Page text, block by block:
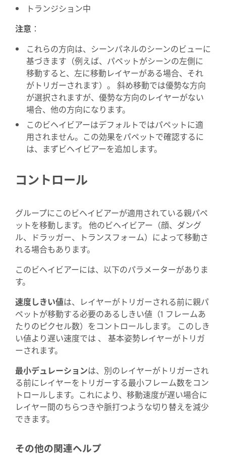
トランジション中
注意 ：
これらの方向は、シーンパネルのシーンのビューに
基づきます（例えば、パペットがシーンの左側に
移動すると、左に移動レイヤーがある場合、それ
がトリガーされます）。 斜め移動では優勢な方向
が選択されますが、優勢な方向のレイヤーがない
場合、他の方向になります。
このビヘイビアーはデフォルトではパペットに適
用されません。この効果をパペットで確認するに
は、まずビヘイビアーを追加します。
コントロール
グループにこのビヘイビアーが適用されている親パペ
ットを移動します。 他のビヘイビアー（顔、ダング
ル、ドラッガー、トランスフォーム）によって移動さ
れる場合もあります。
このビヘイビアーには、以下のパラメーターがありま
す。
速度しきい値は、レイヤーがトリガーされる前に親パ
ペットが移動する必要のあるしきい値（1 フレームあ
たりのピクセル数）をコントロールします。 このしき
い値より遅い速度では 、 基本姿勢レイヤーがトリガ
ーされます。
最小デュレーションは、別のレイヤーがトリガーされ
る前にレイヤーをトリガーする最小フレーム数をコン
トロールします。これにより、移動速度が遅い場合に
レイヤー間のちらつきや脈打つような切り替えを減少
できます。
その他の関連ヘルプ